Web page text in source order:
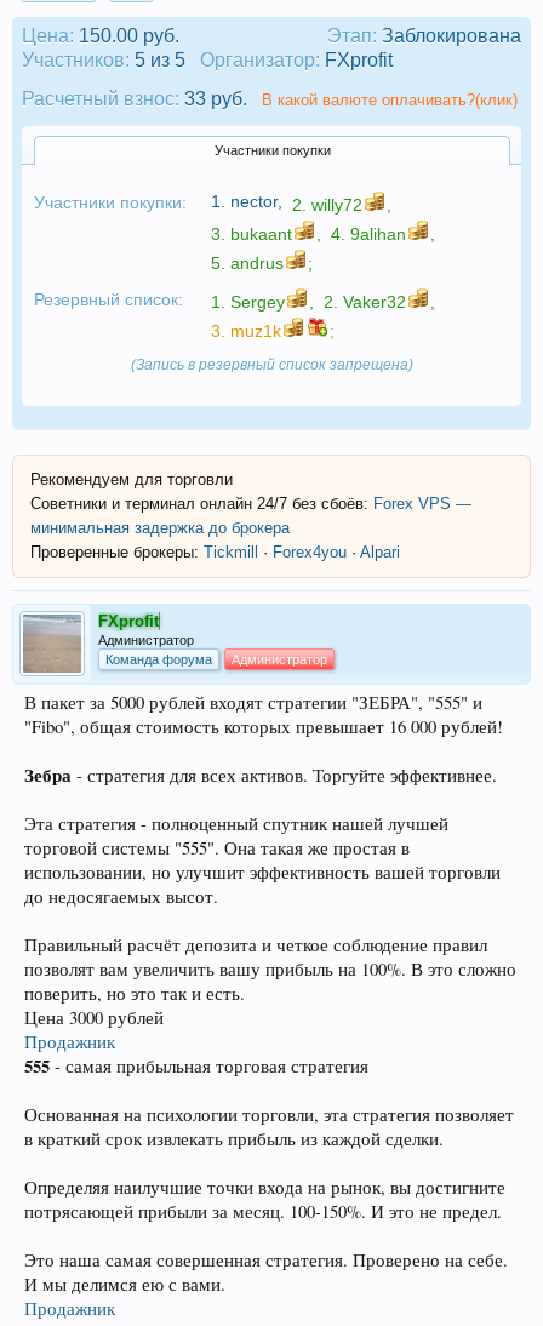
Этап: Заблокирована
Цена: 150.00 руб.
Участников: 5 из 5 Организатор: FXprofit
Расчетный взнос: 33 руб. В какой валюте оплачивать?(клик)
Участники покупки
Участники покупки: 1. nector, 2. willy72
3. bukaant 4. 9alihan
5. andrus
;
Резервный список:
1. Sergey 2. Vaker32
3. muz1k ;
(Запись в резервный список запрещена)
Рекомендуем для торговли
Советники и терминал онлайн 24/7 без сбоёв: Forex VPS —
минимальная задержка до брокера
Проверенные брокеры: Tickmill · Forex4you · Alpari
FXprofit
Администратор
Команда форума
Администратор
В пакет за 5000 рублей входят стратегии "ЗЕБРА", "555" и
"Fibo", общая стоимость которых превышает 16 000 рублей!
Зебра - стратегия для всех активов. Торгуйте эффективнее.
Эта стратегия - полноценный спутник нашей лучшей
торговой системы "555". Она такая же простая в
использовании, но улучшит эффективность вашей торговли
до недосягаемых высот.
Правильный расчёт депозита и четкое соблюдение правил
позволят вам увеличить вашу прибыль на 100%. В это сложно
поверить, но это так и есть.
Цена 3000 рублей
Продажник
555 - самая прибыльная торговая стратегия
Основанная на психологии торговли, эта стратегия позволяет
в краткий срок извлекать прибыль из каждой сделки.
Определяя наилучшие точки входа на рынок, вы достигните
потрясающей прибыли за месяц. 100-150%. И это не предел.
Это наша самая совершенная стратегия. Проверено на себе.
И мы делимся ею с вами.
Продажник